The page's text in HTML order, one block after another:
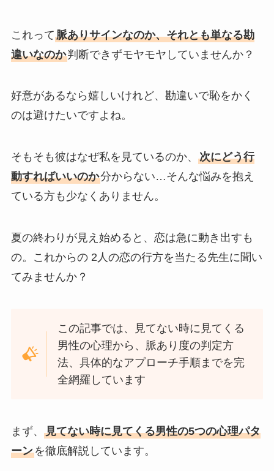
これって脈ありサインなのか、それとも単なる勘
違いなのか判断できずモヤモヤしていませんか？
好意があるなら嬉しいけれど、勘違いで恥をかく
のは避けたいですよね。
そもそも彼はなぜ私を見ているのか、 次にどう行
動すればいいのか分からない…そんな悩みを抱え
ている方も少なくありません。
夏の終わりが見え始めると、恋は急に動き出すも
の。これからの 2人の恋の行方を当たる先生に聞い
てみませんか？
この記事では、見てない時に見てくる
男性の心理から、脈あり度の判定方
法、具体的なアプローチ手順までを完
全網羅しています
まず、 見てない時に見てくる男性の5つの心理パタ
ーンを徹底解説しています。